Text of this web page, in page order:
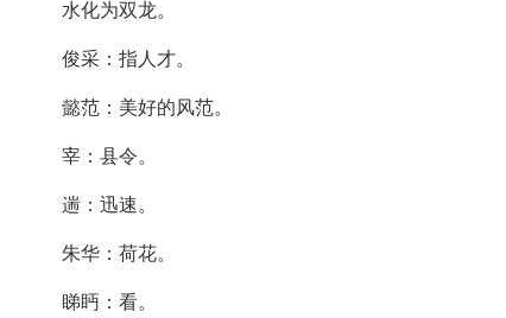
水化为双龙。
俊采：指人才。
懿范：美好的风范。
宰：县令。
遄：迅速。
朱华：荷花。
睇眄：看。